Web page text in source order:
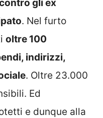
gli ex
. Nel furto
oltre 100
indirizzi,
. Oltre 23.000
Ed
e dunque alla